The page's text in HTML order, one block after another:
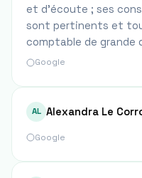
et d’écoute ; ses
sont pertinents et
comptable de grande
Google
AL Alexandra Le
Google